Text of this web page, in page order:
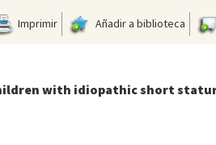
Imprimir Añadir a biblioteca
with idiopathic short